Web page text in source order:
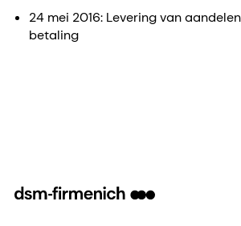
24 mei 2016: Levering van
betaling